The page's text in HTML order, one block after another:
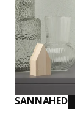
SANNAHED